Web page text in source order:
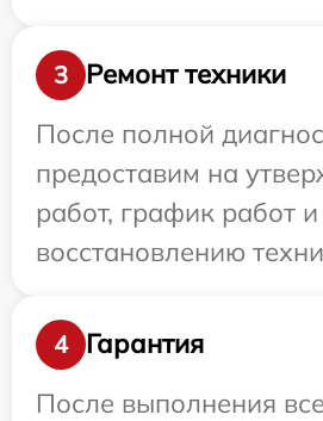
3
Ремонт техники
После полной
предоставим на
работ, график работ
восстановлению
4
Гарантия
После выполнения